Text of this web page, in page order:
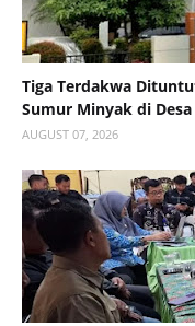
Tiga Terdakwa
Sumur Minyak di
AUGUST 07, 2026